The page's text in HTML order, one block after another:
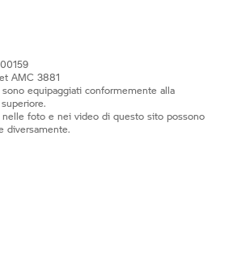
AMC 3881
equipaggiati conformemente alla
foto e nei video di questo sito possono
diversamente.